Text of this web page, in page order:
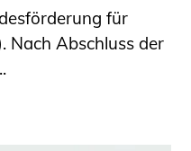
für
Nach Abschluss der